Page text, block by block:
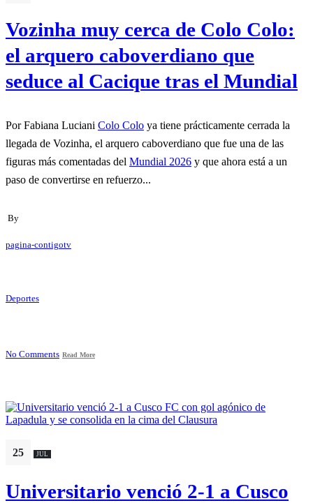
Vozinha muy cerca de Colo Colo:
el arquero caboverdiano que
seduce al Cacique tras el Mundial
Por Fabiana Luciani Colo Colo ya tiene prácticamente cerrada la
llegada de Vozinha, el arquero caboverdiano que fue una de las
figuras más comentadas del Mundial 2026 y que ahora está a un
paso de convertirse en refuerzo...
By
pagina-contigotv
Deportes
No Comments Read More
25 JUL
Universitario venció 2-1 a Cusco